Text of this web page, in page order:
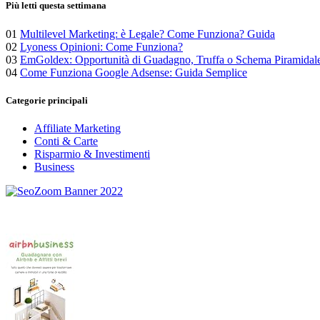
Più letti questa settimana
01 Multilevel Marketing: è Legale? Come Funziona? Guida
02 Lyoness Opinioni: Come Funziona?
03 EmGoldex: Opportunità di Guadagno, Truffa o Schema
04 Come Funziona Google Adsense: Guida Semplice
Categorie principali
Affiliate Marketing
Conti & Carte
Risparmio & Investimenti
Business